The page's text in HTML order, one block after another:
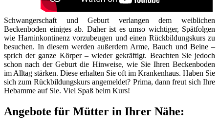
Schwangerschaft und Geburt verlangen dem weiblichen
Beckenboden einiges ab. Daher ist es umso wichtiger, Spätfolgen
wie Harninkontinenz vorzubeugen und einen Rückbildungskurs zu
besuchen. In diesem werden außerdem Arme, Bauch und Beine –
sprich der ganze Körper – wieder gekräftigt. Beachten Sie jedoch
schon nach der Geburt die Hinweise, wie Sie Ihren Beckenboden
im Alltag stärken. Diese erhalten Sie oft im Krankenhaus. Haben Sie
sich zum Rückbildungskurs angemeldet? Prima, dann freut sich Ihre
Hebamme auf Sie. Viel Spaß beim Kurs!
Angebote für Mütter in Ihrer Nähe: